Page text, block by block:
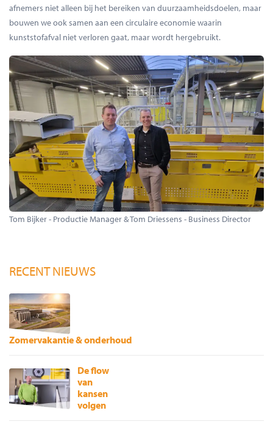
afnemers niet alleen bij het bereiken van duurzaamheidsdoelen, maar
bouwen we ook samen aan een circulaire economie waarin
kunststofafval niet verloren gaat, maar wordt hergebruikt.
Tom Bijker - Productie Manager & Tom Driessens - Business Director
RECENT NIEUWS
Zomervakantie & onderhoud
De flow
van
kansen
volgen